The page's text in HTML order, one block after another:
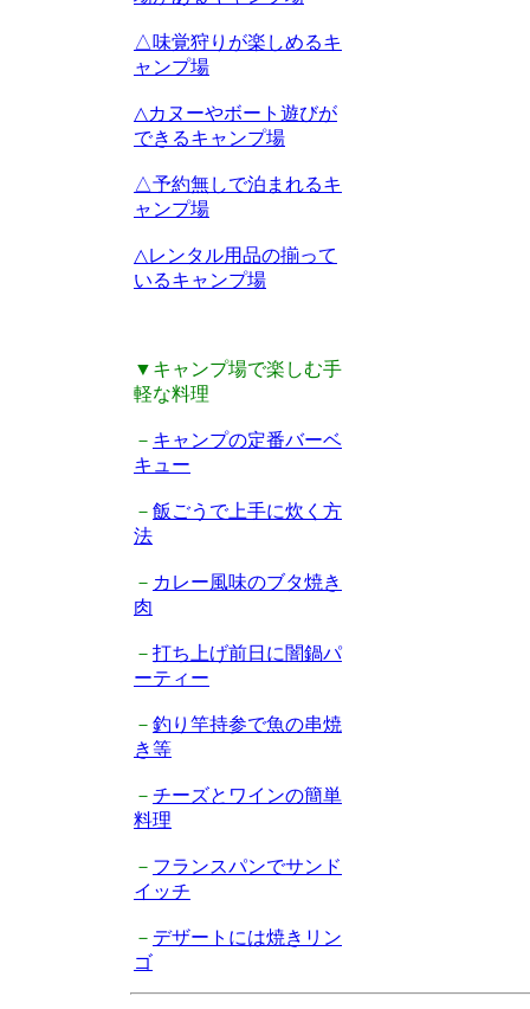
△味覚狩りが楽しめるキ
ャンプ場
△カヌーやボート遊びが
できるキャンプ場
△予約無しで泊まれるキ
ャンプ場
△レンタル用品の揃って
いるキャンプ場
▼キャンプ場で楽しむ手
軽な料理
－ キャンプの定番バーベ
キュー
－ 飯ごうで上手に炊く方
法
－ カレー風味のブタ焼き
肉
－ 打ち上げ前日に闇鍋パ
ーティー
－ 釣り竿持参で魚の串焼
き等
－ チーズとワインの簡単
料理
－ フランスパンでサンド
イッチ
－ デザートには焼きリン
ゴ